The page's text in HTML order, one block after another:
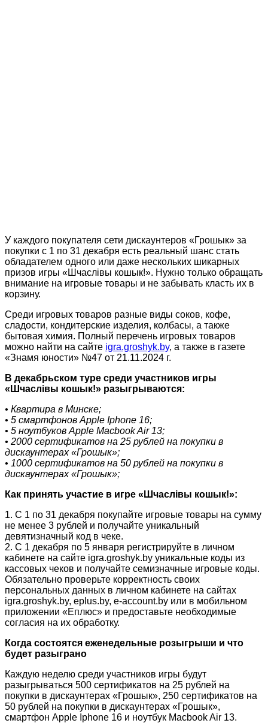
У каждого покупателя сети дискаунтеров «Грошык» за
покупки с 1 по 31 декабря есть реальный шанс стать
обладателем одного или даже нескольких шикарных
призов игры «Шчаслiвы кошык!». Нужно только обращать
внимание на игровые товары и не забывать класть их в
корзину.
Среди игровых товаров разные виды соков, кофе,
сладости, кондитерские изделия, колбасы, а также
бытовая химия. Полный перечень игровых товаров
можно найти на сайте igra.groshyk.by, а также в газете
«Знамя юности» №47 от 21.11.2024 г.
В декабрьском туре среди участников игры
«Шчаслiвы кошык!» разыгрываются:
• Квартира в Минске;
• 5 смартфонов Apple Iphone 16;
• 5 ноутбуков Apple Macbook Air 13;
• 2000 сертификатов на 25 рублей на покупки в
дискаунтерах «Грошык»;
• 1000 сертификатов на 50 рублей на покупки в
дискаунтерах «Грошык»;
Как принять участие в игре «Шчаслiвы кошык!»:
1. С 1 по 31 декабря покупайте игровые товары на сумму
не менее 3 рублей и получайте уникальный
девятизначный код в чеке.
2. С 1 декабря по 5 января регистрируйте в личном
кабинете на сайте igra.groshyk.by уникальные коды из
кассовых чеков и получайте семизначные игровые коды.
Обязательно проверьте корректность своих
персональных данных в личном кабинете на сайтах
igra.groshyk.by, eplus.by, e-account.by или в мобильном
приложении «Еплюс» и предоставьте необходимые
согласия на их обработку.
Когда состоятся еженедельные розыгрыши и что
будет разыграно
Каждую неделю среди участников игры будут
разыгрываться 500 сертификатов на 25 рублей на
покупки в дискаунтерах «Грошык», 250 сертификатов на
50 рублей на покупки в дискаунтерах «Грошык»,
смартфон Apple Iphone 16 и ноутбук Macbook Air 13.